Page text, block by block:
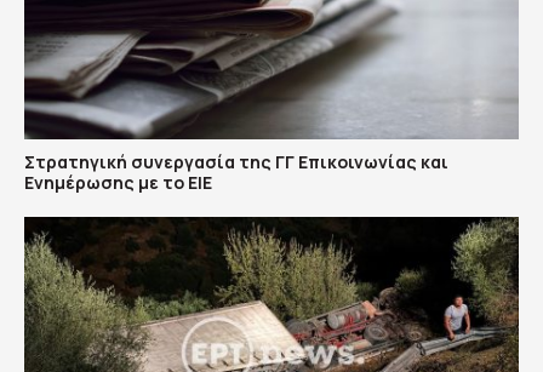
Στρατηγική συνεργασία της ΓΓ Επικοινωνίας και
Ενημέρωσης με το ΕΙΕ